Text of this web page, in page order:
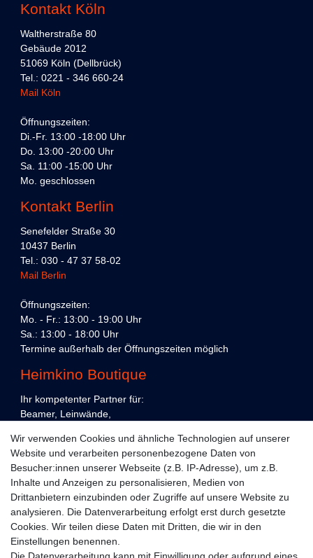
Kontakt Köln
Waltherstraße 80
Gebäude 2012
51069 Köln (Dellbrück)
Tel.: 0221 - 346 660-24
Mail Köln
Öffnungszeiten:
Di.-Fr. 13:00 -18:00 Uhr
Do. 13:00 -20:00 Uhr
Sa. 11:00 -15:00 Uhr
Mo. geschlossen
Kontakt Berlin
Senefelder Straße 30
10437 Berlin
Tel.: 030 - 47 37 58-02
Mail Berlin
Öffnungszeiten:
Mo. - Fr.: 13:00 - 19:00 Uhr
Sa.: 13:00 - 18:00 Uhr
Termine außerhalb der Öffnungszeiten möglich
Heimkino Boutique
Ihr kompetenter Partner für:
Beamer, Leinwände,
Heimkino und Unterhaltungselektronik,
in Köln und Berlin.
Kundenservice
Planung
Vorführraum
Wir verwenden Cookies und ähnliche Technologien auf unserer
Website und verarbeiten personenbezogene Daten von
Besucher:innen unserer Webseite (z.B. IP-Adresse), um z.B.
Inhalte und Anzeigen zu personalisieren, Medien von
Drittanbietern einzubinden oder Zugriffe auf unsere Website zu
analysieren. Die Datenverarbeitung erfolgt erst durch gesetzte
Cookies. Wir teilen diese Daten mit Dritten, die wir in den
Einstellungen benennen.